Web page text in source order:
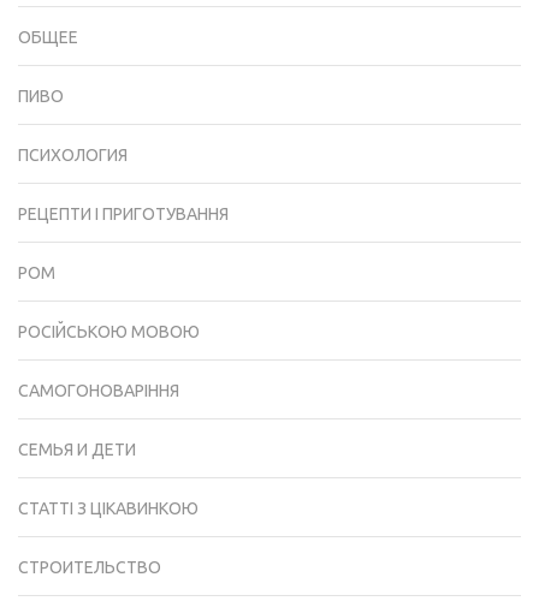
ОБЩЕЕ
ПИВО
ПСИХОЛОГИЯ
РЕЦЕПТИ І ПРИГОТУВАННЯ
РОМ
РОСІЙСЬКОЮ МОВОЮ
САМОГОНОВАРІННЯ
СЕМЬЯ И ДЕТИ
СТАТТІ З ЦІКАВИНКОЮ
СТРОИТЕЛЬСТВО